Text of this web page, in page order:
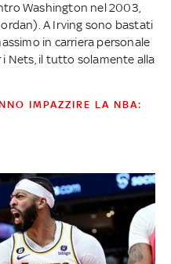
Washington nel 2003,
A Irving sono bastati
in carriera personale
Nets, il tutto solamente alla